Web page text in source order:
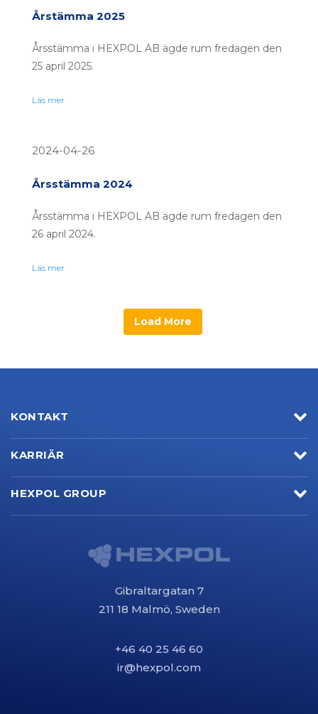
Årstämma 2025
Årsstämma i HEXPOL AB ägde rum fredagen den
25 april 2025.
Läs mer
2024-04-26
Årsstämma 2024
Årsstämma i HEXPOL AB ägde rum fredagen den
26 april 2024.
Läs mer
Load More
KONTAKT
KARRIÄR
HEXPOL GROUP
Gibraltargatan 7
211 18 Malmö, Sweden
+46 40 25 46 60
ir@hexpol.com